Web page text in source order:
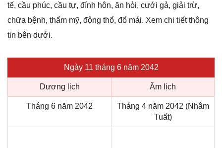
tế, cầu phúc, cầu tự, đính hôn, ăn hỏi, cưới gả, giải trừ,
chữa bệnh, thẩm mỹ, động thổ, đổ mái. Xem chi tiết thông
tin bên dưới.
Ngày 11 tháng 6 năm 2042
Dương lịch Âm lịch
Tháng 6 năm 2042
Tháng 4 năm 2042 (Nhâm
Tuất)